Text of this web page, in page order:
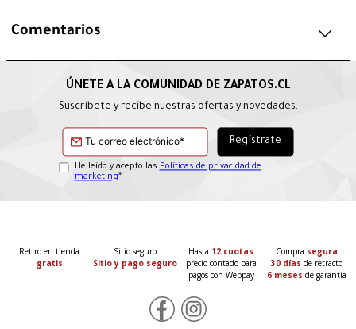
Comentarios
Suscríbete y recibe nuestras ofertas y novedades.
He leído y acepto las Políticas de privacidad de
marketing*
Retiro en tienda
gratis
Sitio seguro
Sitio y pago seguro
Hasta 12 cuotas
precio contado para
pagos con Webpay
Compra segura
30 días de retracto
6 meses de garantía